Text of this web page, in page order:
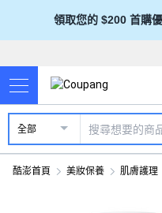
領取您的 $200 首購
全部
酷澎首頁 美妝保養 肌膚護理